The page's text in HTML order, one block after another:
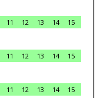
11 12 13 14
15
11 12 13 14
15
11 12 13 14
15